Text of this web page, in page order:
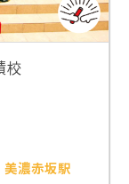
校
濃赤坂駅